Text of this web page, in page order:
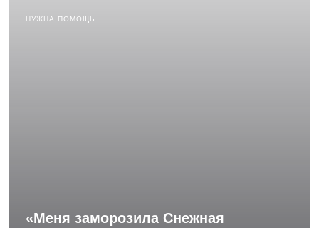
НУЖНА ПОМОЩЬ
«Меня заморозила Снежная